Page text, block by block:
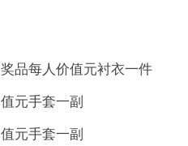
品每人价值元衬衣一件
元手套一副
元手套一副